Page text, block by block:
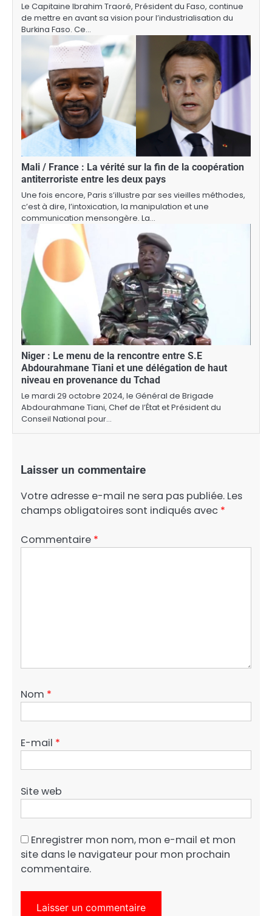
Le Capitaine Ibrahim Traoré, Président du Faso, continue
de mettre en avant sa vision pour l’industrialisation du
Burkina Faso. Ce…
Mali / France : La vérité sur la fin de la coopération
antiterroriste entre les deux pays
Une fois encore, Paris s’illustre par ses vieilles méthodes,
c’est à dire, l’intoxication, la manipulation et une
communication mensongère. La…
Niger : Le menu de la rencontre entre S.E
Abdourahmane Tiani et une délégation de haut
niveau en provenance du Tchad
Le mardi 29 octobre 2024, le Général de Brigade
Abdourahmane Tiani, Chef de l’État et Président du
Conseil National pour…
Laisser un commentaire
Votre adresse e-mail ne sera pas publiée. Les
champs obligatoires sont indiqués avec *
Commentaire *
Nom *
E-mail *
Site web
Enregistrer mon nom, mon e-mail et mon
site dans le navigateur pour mon prochain
commentaire.